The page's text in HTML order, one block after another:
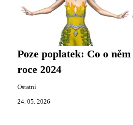
Poze poplatek: Co o
roce 2024
Ostatní
24. 05. 2026